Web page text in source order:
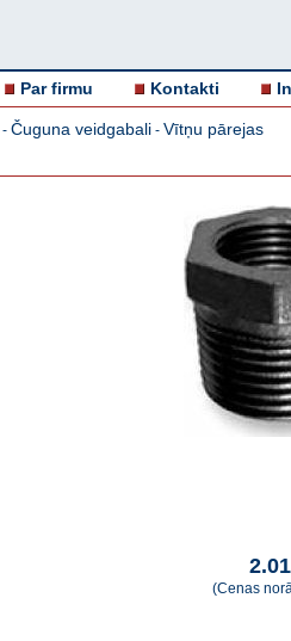
Par firmu Kontakti
- Čuguna veidgabali - Vītņu pārejas
(Cenas